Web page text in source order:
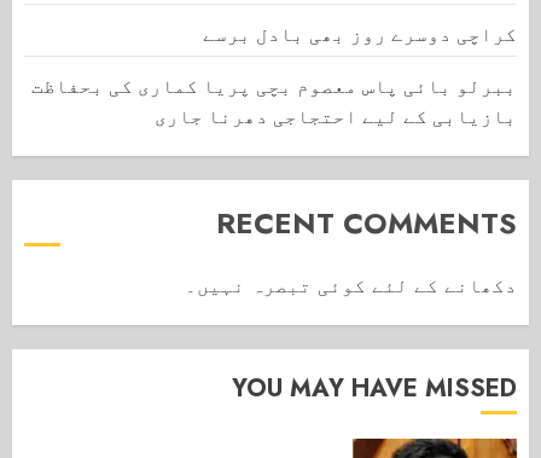
کراچی دوسرے روز بھی بادل برسے
ببرلو بائی پاس معصوم بچی پریا کماری کی بحفاظت
بازیابی کے لیے احتجاجی دھرنا جاری
RECENT COMMENTS
دکھانے کے لئے کوئی تبصرہ نہیں۔
YOU MAY HAVE MISSED